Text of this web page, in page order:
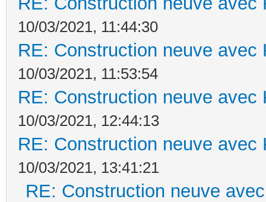
10/03/2021, 11:44:30
RE: Construction neuve avec
10/03/2021, 11:53:54
RE: Construction neuve avec
10/03/2021, 12:44:13
RE: Construction neuve avec
10/03/2021, 13:41:21
RE: Construction neuve